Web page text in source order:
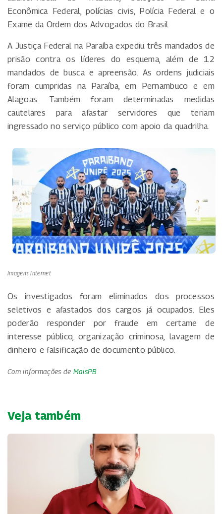
Econômica Federal, polícias civis, Polícia Federal e o
Exame da Ordem dos Advogados do Brasil.
A Justiça Federal na Paraíba expediu três mandados de
prisão contra os líderes do esquema, além de 12
mandados de busca e apreensão. As ordens judiciais
foram cumpridas na Paraíba, em Pernambuco e em
Alagoas. Também foram determinadas medidas
cautelares para afastar servidores que teriam
ingressado no serviço público com apoio da quadrilha.
Imagem: Internet
Os investigados foram eliminados dos processos
seletivos e afastados dos cargos já ocupados. Eles
poderão responder por fraude em certame de
interesse público, organização criminosa, lavagem de
dinheiro e falsificação de documento público.
Com informações de MaisPB
Veja também